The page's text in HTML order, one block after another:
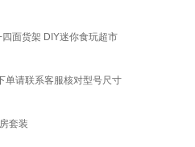
面货架 DIY迷你食玩超市
单请联系客服核对型号尺寸
套装